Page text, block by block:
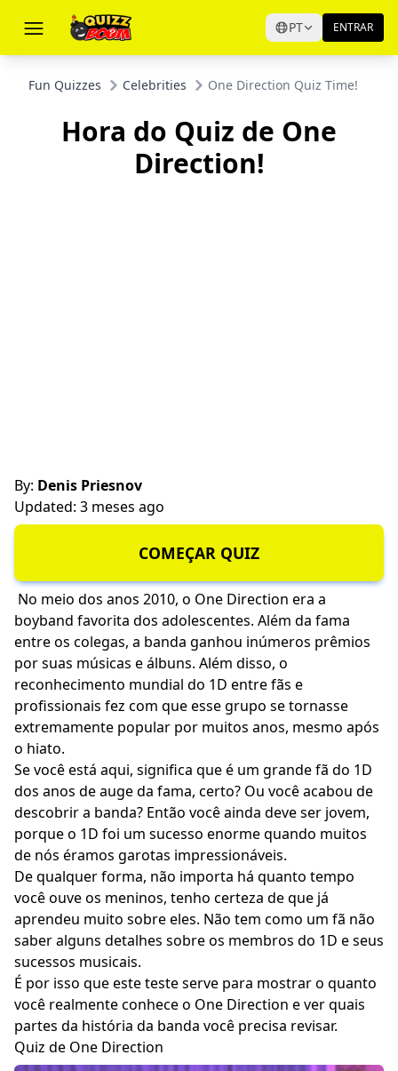
PT ENTRAR
Fun Quizzes Celebrities One Direction Quiz Time!
Hora do Quiz de One
Direction!
By: Denis Priesnov
Updated: 3 meses ago
COMEÇAR QUIZ
No meio dos anos 2010, o One Direction era a
boyband favorita dos adolescentes. Além da fama
entre os colegas, a banda ganhou inúmeros prêmios
por suas músicas e álbuns. Além disso, o
reconhecimento mundial do 1D entre fãs e
profissionais fez com que esse grupo se tornasse
extremamente popular por muitos anos, mesmo após
o hiato.
Se você está aqui, significa que é um grande fã do 1D
dos anos de auge da fama, certo? Ou você acabou de
descobrir a banda? Então você ainda deve ser jovem,
porque o 1D foi um sucesso enorme quando muitos
de nós éramos garotas impressionáveis.
De qualquer forma, não importa há quanto tempo
você ouve os meninos, tenho certeza de que já
aprendeu muito sobre eles. Não tem como um fã não
saber alguns detalhes sobre os membros do 1D e seus
sucessos musicais.
É por isso que este teste serve para mostrar o quanto
você realmente conhece o One Direction e ver quais
partes da história da banda você precisa revisar.
Quiz de One Direction